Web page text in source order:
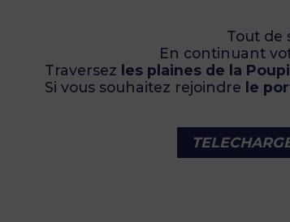
Tout de
En continuant
Traversez les plaines de la
Si vous souhaitez rejoindre le